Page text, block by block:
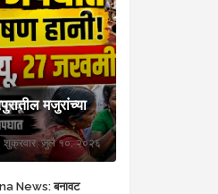
मजुरांच्या
शुक्रवार, जुलै १०, २०२६
News: बनावट